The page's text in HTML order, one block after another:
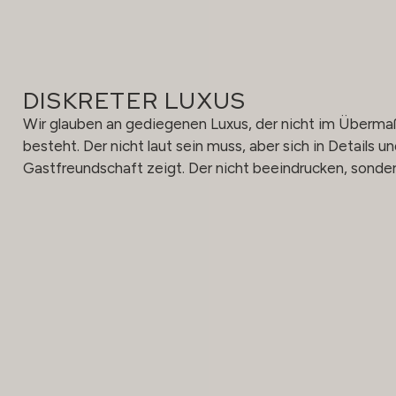
DISKRETER LUXUS
Wir glauben an gediegenen Luxus, der nicht im
besteht. Der nicht laut sein muss, aber sich in Details
Gastfreundschaft zeigt. Der nicht beeindrucken,